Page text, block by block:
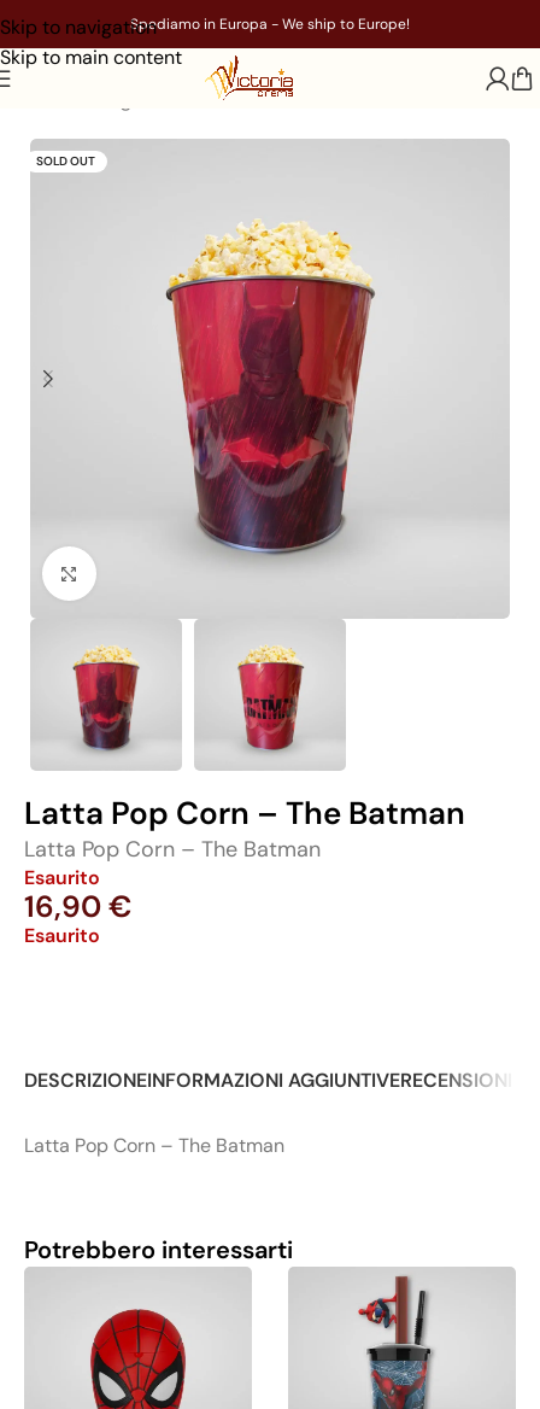
Skip to navigation
Skip to main content
Spediamo in Europa - We ship to Europe!
Batman
SOLD OUT
Click to enlarge
Latta Pop Corn – The Batman
Latta Pop Corn – The Batman
Esaurito
16,90€
Esaurito
DESCRIZIONEINFORMAZIONI AGGIUNTIVERECENSIONI
Latta Pop Corn – The Batman
Potrebbero interessarti